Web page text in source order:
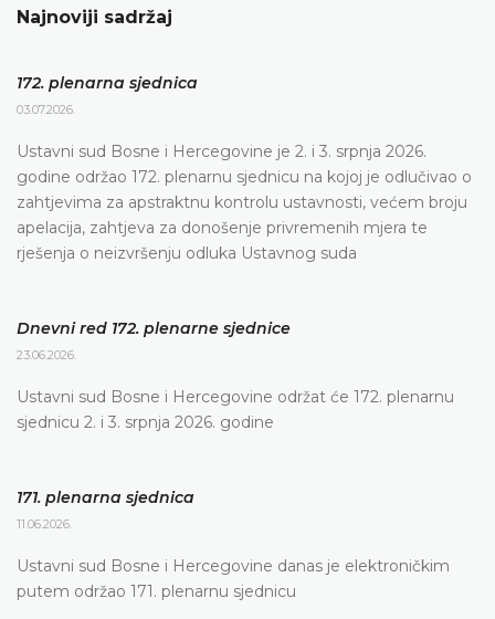
Najnoviji sadržaj
172. plenarna sjednica
03.07.2026.
Ustavni sud Bosne i Hercegovine je 2. i 3. srpnja 2026.
godine održao 172. plenarnu sjednicu na kojoj je odlučivao o
zahtjevima za apstraktnu kontrolu ustavnosti, većem broju
apelacija, zahtjeva za donošenje privremenih mjera te
rješenja o neizvršenju odluka Ustavnog suda
Dnevni red 172. plenarne sjednice
23.06.2026.
Ustavni sud Bosne i Hercegovine održat će 172. plenarnu
sjednicu 2. i 3. srpnja 2026. godine
171. plenarna sjednica
11.06.2026.
Ustavni sud Bosne i Hercegovine danas je elektroničkim
putem održao 171. plenarnu sjednicu